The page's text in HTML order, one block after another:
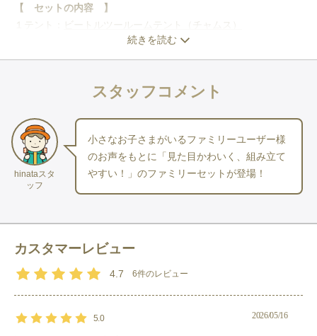
【 セットの内容 】
１テント：
ビートルツールームテント（チャムス）
チェアワン（ヘリノックス）
３キッズチェア：チェッカー タイニーチェア（ロゴス）
５快眠マット（寝袋下に敷く用）：
ル）
６ランタン： Explorer EX-V777D（ジェントス）
【 確認事項 】
※ ペグ・ハンマー 付き
※マット（おひとり様分の寝袋サイズ）は、セット内容に含まれ
ています。
※テント以外のアイテムは、予告なく
代替アイテム
続きを読む
スタッフコメント
hinataスタ
ッフ
小さなお子さまがいるファミリーユーザー様
のお声をもとに「見た目かわいく、組み立て
やすい！」のファミリーセットが登場！
カスタマーレビュー
4.7 6件のレビュー
5.0 2026/05/16